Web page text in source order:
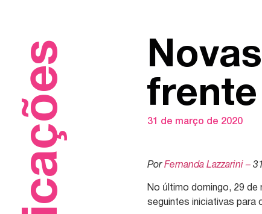
31 de março de 2020
PorFernanda Lazzarini –
No último domingo, 29
seguintes iniciativas para